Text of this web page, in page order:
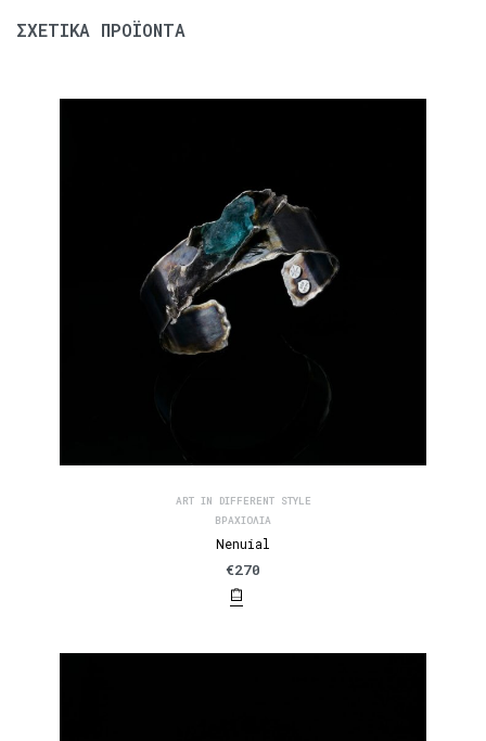
ΣΧΕΤΙΚΆ ΠΡΟΪΌΝΤΑ
ART IN DIFFERENT STYLE
ΒΡΑΧΙΌΛΙΑ
Nenuial
€270